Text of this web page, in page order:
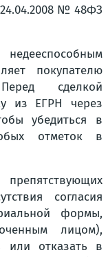
№ 48ФЗ
покупателю
сделкой
из ЕГРН через
убедиться в
отметок в
согласия
формы,
лицом),
или отказать в